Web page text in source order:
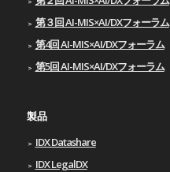
第３回 AI-MIS×AI/DXフォーラム
第4回 AI-MIS×AI/DXフォーラム
第5回 AI-MIS×AI/DXフォーラム
製品
IDX Datashare
IDX LegalDX